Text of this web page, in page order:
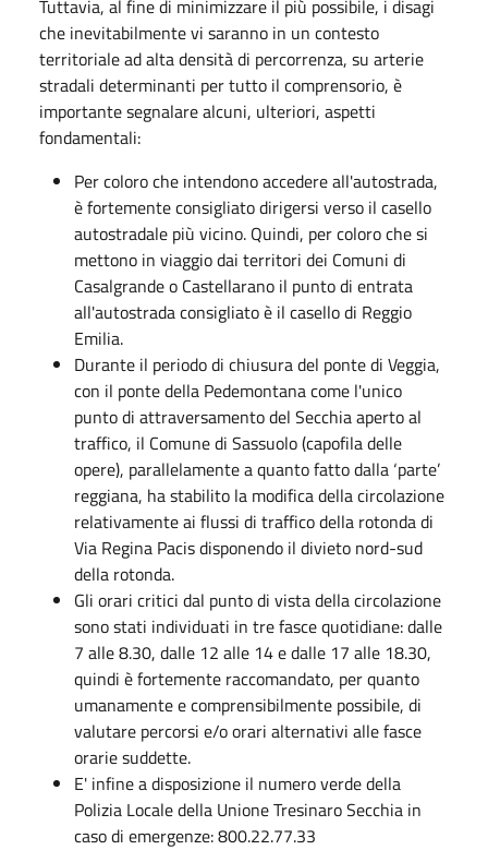
Tuttavia, al fine di minimizzare il più possibile, i disagi
che inevitabilmente vi saranno in un contesto
territoriale ad alta densità di percorrenza, su arterie
stradali determinanti per tutto il comprensorio, è
importante segnalare alcuni, ulteriori, aspetti
fondamentali:
Per coloro che intendono accedere all'autostrada,
è fortemente consigliato dirigersi verso il casello
autostradale più vicino. Quindi, per coloro che si
mettono in viaggio dai territori dei Comuni di
Casalgrande o Castellarano il punto di entrata
all'autostrada consigliato è il casello di Reggio
Emilia.
Durante il periodo di chiusura del ponte di Veggia,
con il ponte della Pedemontana come l'unico
punto di attraversamento del Secchia aperto al
traffico, il Comune di Sassuolo (capofila delle
opere), parallelamente a quanto fatto dalla ‘parte’
reggiana, ha stabilito la modifica della circolazione
relativamente ai flussi di traffico della rotonda di
Via Regina Pacis disponendo il divieto nord-sud
della rotonda.
Gli orari critici dal punto di vista della circolazione
sono stati individuati in tre fasce quotidiane: dalle
7 alle 8.30, dalle 12 alle 14 e dalle 17 alle 18.30,
quindi è fortemente raccomandato, per quanto
umanamente e comprensibilmente possibile, di
valutare percorsi e/o orari alternativi alle fasce
orarie suddette.
E' infine a disposizione il numero verde della
Polizia Locale della Unione Tresinaro Secchia in
caso di emergenze: 800.22.77.33